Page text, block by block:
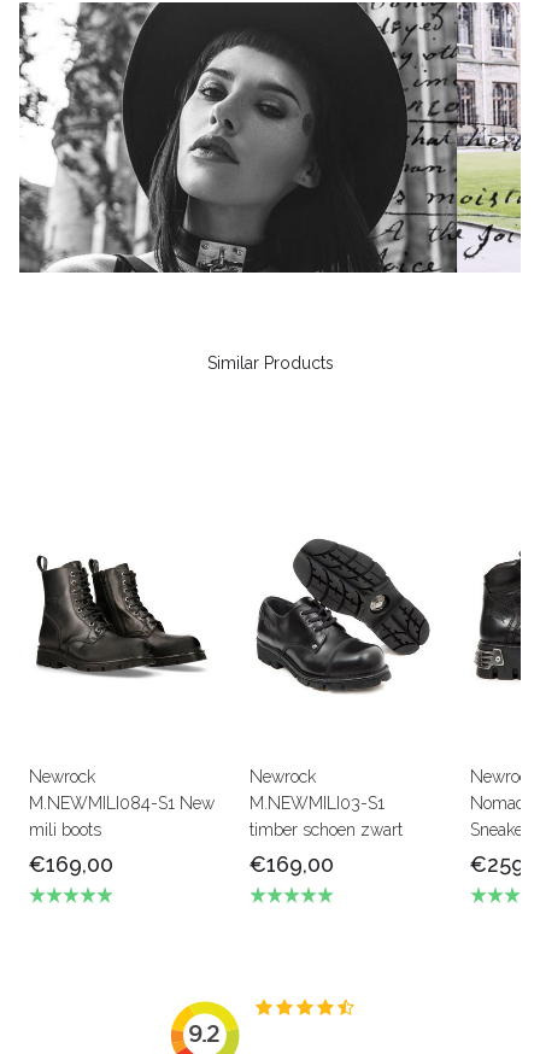
Similar Products
Newrock
M.NEWMILI084-S1 New
mili boots
€169,00
Newrock
M.NEWMILI03-S1
timber schoen zwart
€169,00
Nomada
Sneaker